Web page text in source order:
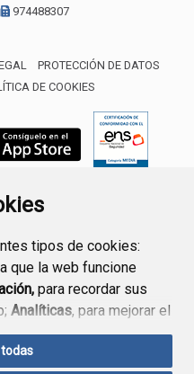
tipos de cookies:
que la web funcione
para recordar sus
Analíticas, para mejorar el
servicios.
todas”
974488307
PROTECCIÓN DE DATOS
DE COOKIES